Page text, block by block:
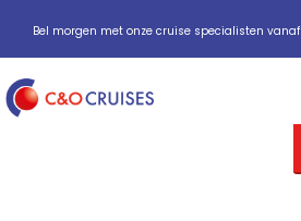
Bel morgen met onze cruise specialisten vanaf